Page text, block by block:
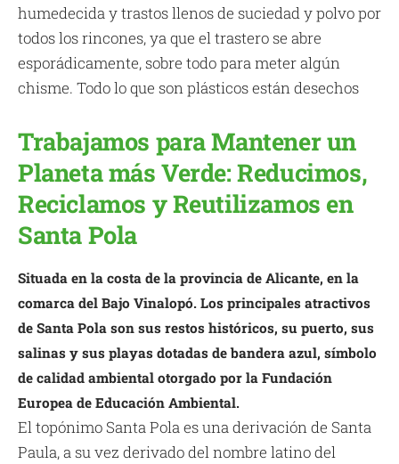
humedecida y trastos llenos de suciedad y polvo por
todos los rincones, ya que el trastero se abre
esporádicamente, sobre todo para meter algún
chisme. Todo lo que son plásticos están desechos
Trabajamos para Mantener un
Planeta más Verde: Reducimos,
Reciclamos y Reutilizamos en
Santa Pola
Situada en la costa de la provincia de Alicante, en la
comarca del Bajo Vinalopó. Los principales atractivos
de Santa Pola son sus restos históricos, su puerto, sus
salinas y sus playas dotadas de bandera azul, símbolo
de calidad ambiental otorgado por la Fundación
Europea de Educación Ambiental.
El topónimo Santa Pola es una derivación de Santa
Paula, a su vez derivado del nombre latino del